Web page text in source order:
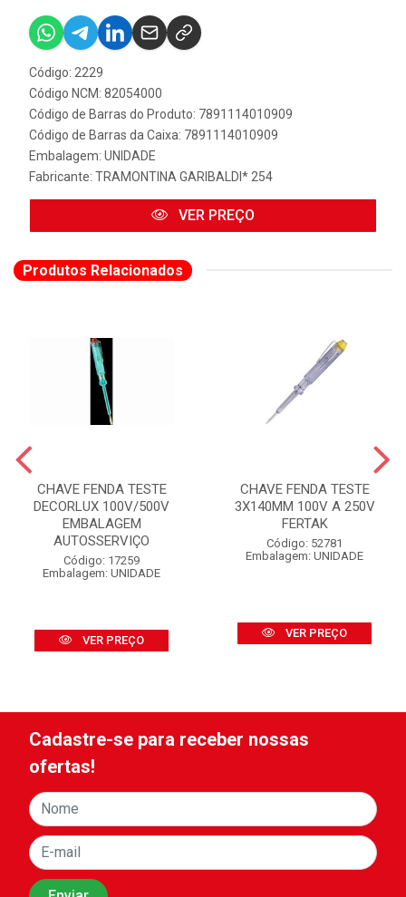
Código: 2229
Código NCM: 82054000
Código de Barras do Produto: 7891114010909
Código de Barras da Caixa: 7891114010909
Embalagem: UNIDADE
Fabricante: TRAMONTINA GARIBALDI* 254
VER PREÇO
Produtos Relacionados
CHAVE FENDA TESTE
DECORLUX 100V/500V
EMBALAGEM
AUTOSSERVIÇO
Código: 17259
Embalagem: UNIDADE
VER PREÇO
CHAVE FENDA TESTE
3X140MM 100V A 250V
FERTAK
Código: 52781
Embalagem: UNIDADE
VER PREÇO
Cadastre-se para receber nossas
ofertas!